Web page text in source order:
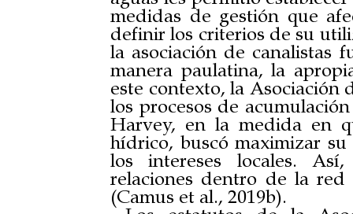
medidas de gestión que
definir los criterios de su
la asociación de canalistas
manera paulatina, la
este contexto, la Asociación
los procesos de
Harvey, en la medida en
hídrico, buscó maximizar
los intereses locales.
relaciones dentro de la
(Camus et al., 2019b).